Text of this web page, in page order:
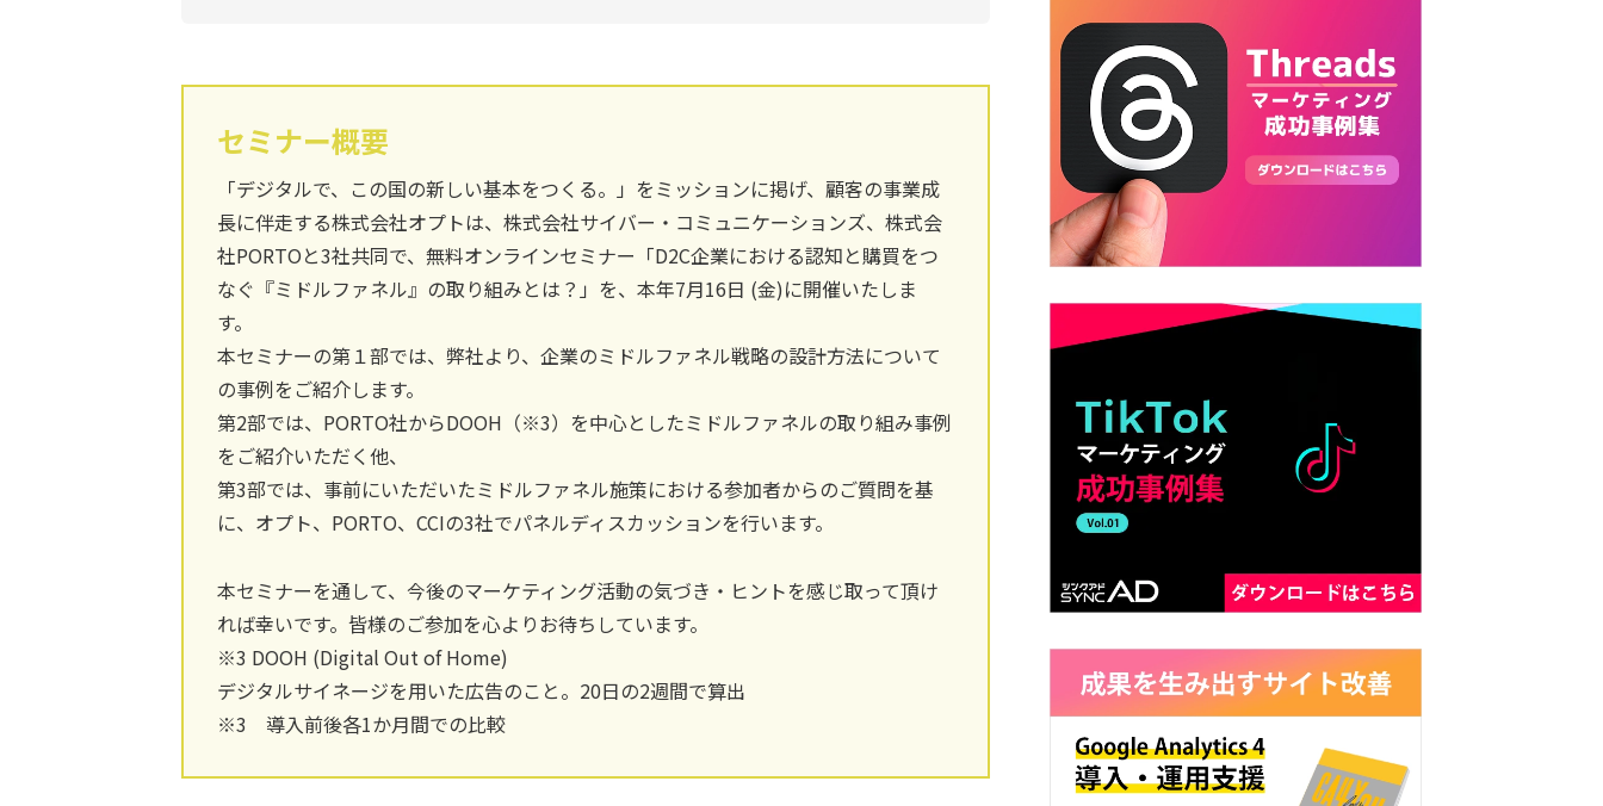
セミナー概要
「デジタルで、この国の新しい基本をつくる。」をミッションに掲げ、顧客の事業成
長に伴走する株式会社オプトは、株式会社サイバー・コミュニケーションズ、株式会
社PORTOと3社共同で、無料オンラインセミナー「D2C企業における認知と購買をつ
なぐ『ミドルファネル』の取り組みとは？」を、本年7月16日 (金)に開催いたしま
す。
本セミナーの第１部では、弊社より、企業のミドルファネル戦略の設計方法について
の事例をご紹介します。
第2部では、PORTO社からDOOH（※3）を中心としたミドルファネルの取り組み事例
をご紹介いただく他、
第3部では、事前にいただいたミドルファネル施策における参加者からのご質問を基
に、オプト、PORTO、CCIの3社でパネルディスカッションを行います。
本セミナーを通して、今後のマーケティング活動の気づき・ヒントを感じ取って頂け
れば幸いです。皆様のご参加を心よりお待ちしています。
※3 DOOH (Digital Out of Home)
デジタルサイネージを用いた広告のこと。20日の2週間で算出
※3 導入前後各1か月間での比較